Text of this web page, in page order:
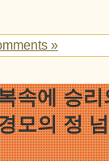
»
속에 승
모의 정